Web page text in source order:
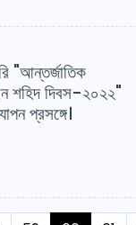
"আন্তর্জাতিক
শহিদ দিবস-২০২২"
প্রসঙ্গে।